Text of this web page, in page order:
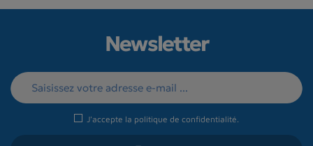
Newsletter
J'accepte la politique de confidentialité